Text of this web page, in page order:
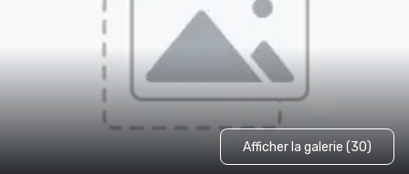
Afficher la galerie (30)